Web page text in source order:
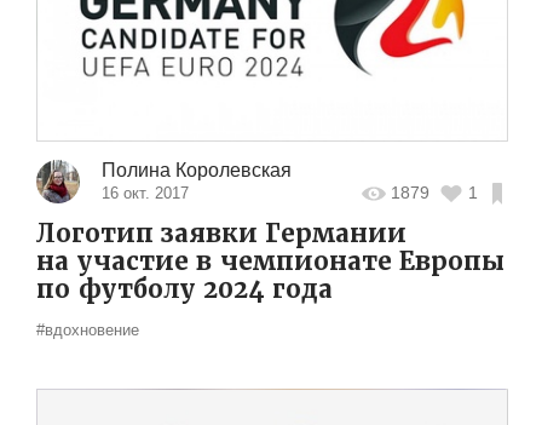
Полина Королевская
16 окт. 2017 1879 1
Логотип заявки Германии
на участие в чемпионате Европы
по футболу 2024 года
#вдохновение